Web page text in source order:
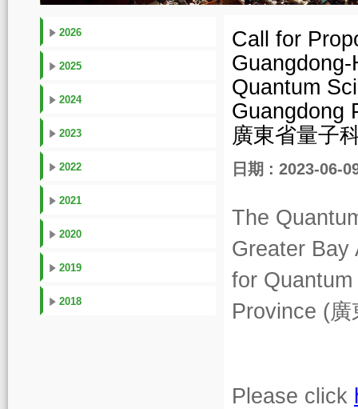
2026
2025
2024
2023
2022
2021
2020
2019
2018
Call for
Quantum
Guangdong
廣東省量子
日期 : 2023-06-
The
Greater Bay
for
Province (
Please click